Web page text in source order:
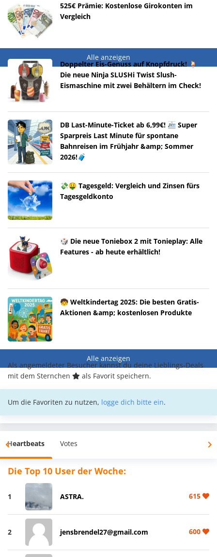
525€ Prämie: Kostenlose Girokonten im
Vergleich
Alle anzeigen
Doppelter Eis-Genuss auf Knopfdruck! 🍹
Die neue Ninja SLUSHi Twist Slush-
Eismaschine mit zwei Behältern im Check!
DB Last-Minute-Ticket ab 6,99€! 🚈 Super
Sparpreis Last Minute für spontane
Bahnreisen im Frühjahr &amp; Sommer
2026!🧳
💸🤑 Tagesgeld: Vergleich und Zinsen fürs
Tagesgeldkonto
🎲 Die neue Toniebox 2 mit Tonieplay: Alle
Features - ab heute erhältlich!
🧒 Weltkindertag 2025: Die besten Gratis-
Aktionen &amp; kostenlosen Produkte
Alle anzeigen
Als angemeldeter Besucher kannst du deine Lieblings-Deals
mit dem Sternchen
als Favorit speichern.
Um die Favoriten zu nutzen, logge dich bitte ein.
Heartbeats Votes
Die Top 10 User der Woche:
1 ASTRA. 615
2 jensbrendel27@gmail.com 600